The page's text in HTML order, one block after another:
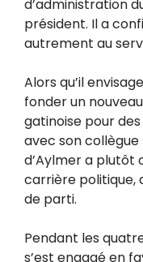
d’administration
président. Il a
autrement au
Alors qu’il
fonder un
gatinoise pour
avec son
d’Aylmer a plutôt
carrière politique,
de parti.
Pendant les
s’est engagé en